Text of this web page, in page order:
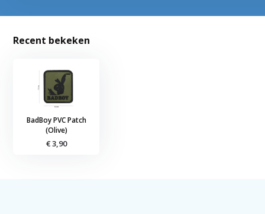
Recent bekeken
BadBoy PVC Patch
(Olive)
€ 3,90